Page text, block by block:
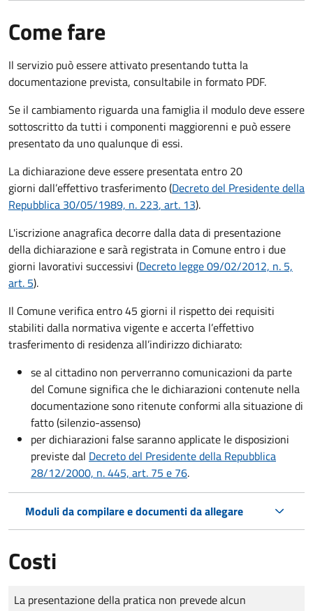
Come fare
Il servizio può essere attivato presentando tutta la
documentazione prevista, consultabile in formato PDF.
Se il cambiamento riguarda una famiglia il modulo deve essere
sottoscritto da tutti i componenti maggiorenni e può essere
presentato da uno qualunque di essi.
La dichiarazione deve essere presentata entro 20
giorni dall’effettivo trasferimento (Decreto del Presidente della
Repubblica 30/05/1989, n. 223, art. 13).
L'iscrizione anagrafica decorre dalla data di presentazione
della dichiarazione e sarà registrata in Comune entro i due
giorni lavorativi successivi (Decreto legge 09/02/2012, n. 5,
art. 5).
Il Comune verifica entro45 giorni il rispetto dei requisiti
stabiliti dalla normativa vigente e accerta l’effettivo
trasferimento di residenza all’indirizzo dichiarato:
se al cittadino non perverranno comunicazioni da parte
del Comune significa che le dichiarazioni contenute nella
documentazione sono ritenute conformi alla situazione di
fatto (silenzio-assenso)
per dichiarazioni false saranno applicate le disposizioni
previste dal Decreto del Presidente della Repubblica
28/12/2000, n. 445, art. 75 e 76.
Moduli da compilare e documenti da allegare
Costi
Tipo di pagamento
Importo
La presentazione della pratica non prevede alcun